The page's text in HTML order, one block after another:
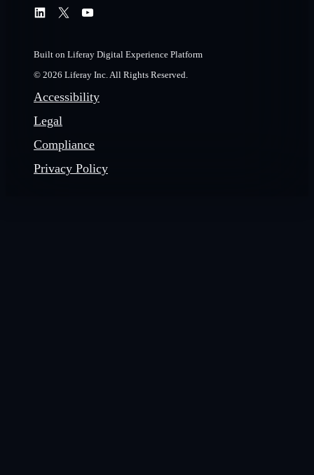
Built on Liferay Digital Experience Platform
© 2026 Liferay Inc. All Rights Reserved.
Accessibility
Legal
Compliance
Privacy Policy